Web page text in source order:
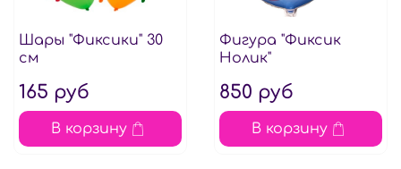
Шары "Фиксики" 30
см
165 руб
В корзину
Фигура "Фиксик
Нолик"
850 руб
В корзину